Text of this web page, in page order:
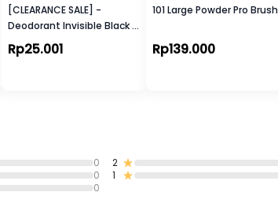
[CLEARANCE SALE] -
Deodorant Invisible Black &
White Roll-On
Rp25.001
101 Large Powder Pro Brush
Rp139.000
0
0
0
2
1